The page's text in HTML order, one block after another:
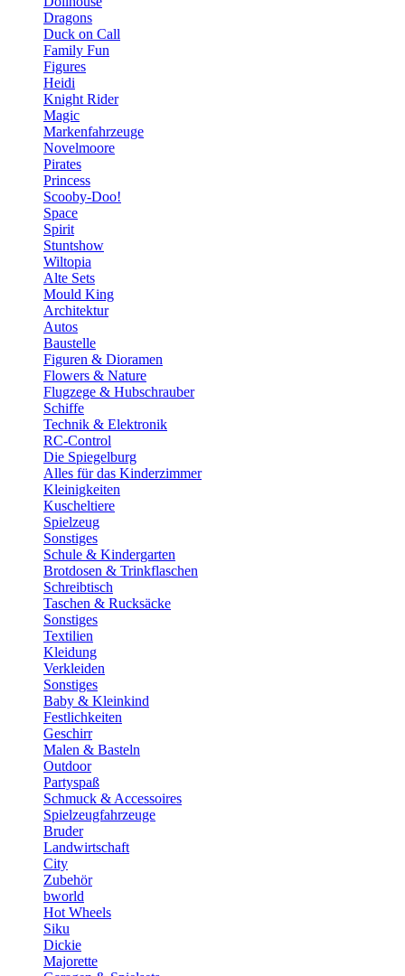
Dragons
Duck on Call
Family Fun
Figures
Heidi
Knight Rider
Magic
Markenfahrzeuge
Novelmoore
Pirates
Princess
Scooby-Doo!
Space
Spirit
Stuntshow
Wiltopia
Alte Sets
Mould King
Architektur
Autos
Baustelle
Figuren & Dioramen
Flowers & Nature
Flugzege & Hubschrauber
Schiffe
Technik & Elektronik
RC-Control
Die Spiegelburg
Alles für das Kinderzimmer
Kleinigkeiten
Kuscheltiere
Spielzeug
Sonstiges
Schule & Kindergarten
Brotdosen & Trinkflaschen
Schreibtisch
Taschen & Rucksäcke
Sonstiges
Textilien
Kleidung
Verkleiden
Sonstiges
Baby & Kleinkind
Festlichkeiten
Geschirr
Malen & Basteln
Outdoor
Partyspaß
Schmuck & Accessoires
Spielzeugfahrzeuge
Bruder
Landwirtschaft
City
Zubehör
bworld
Hot Wheels
Siku
Dickie
Majorette